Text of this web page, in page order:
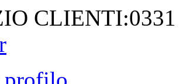
CLIENTI:0331